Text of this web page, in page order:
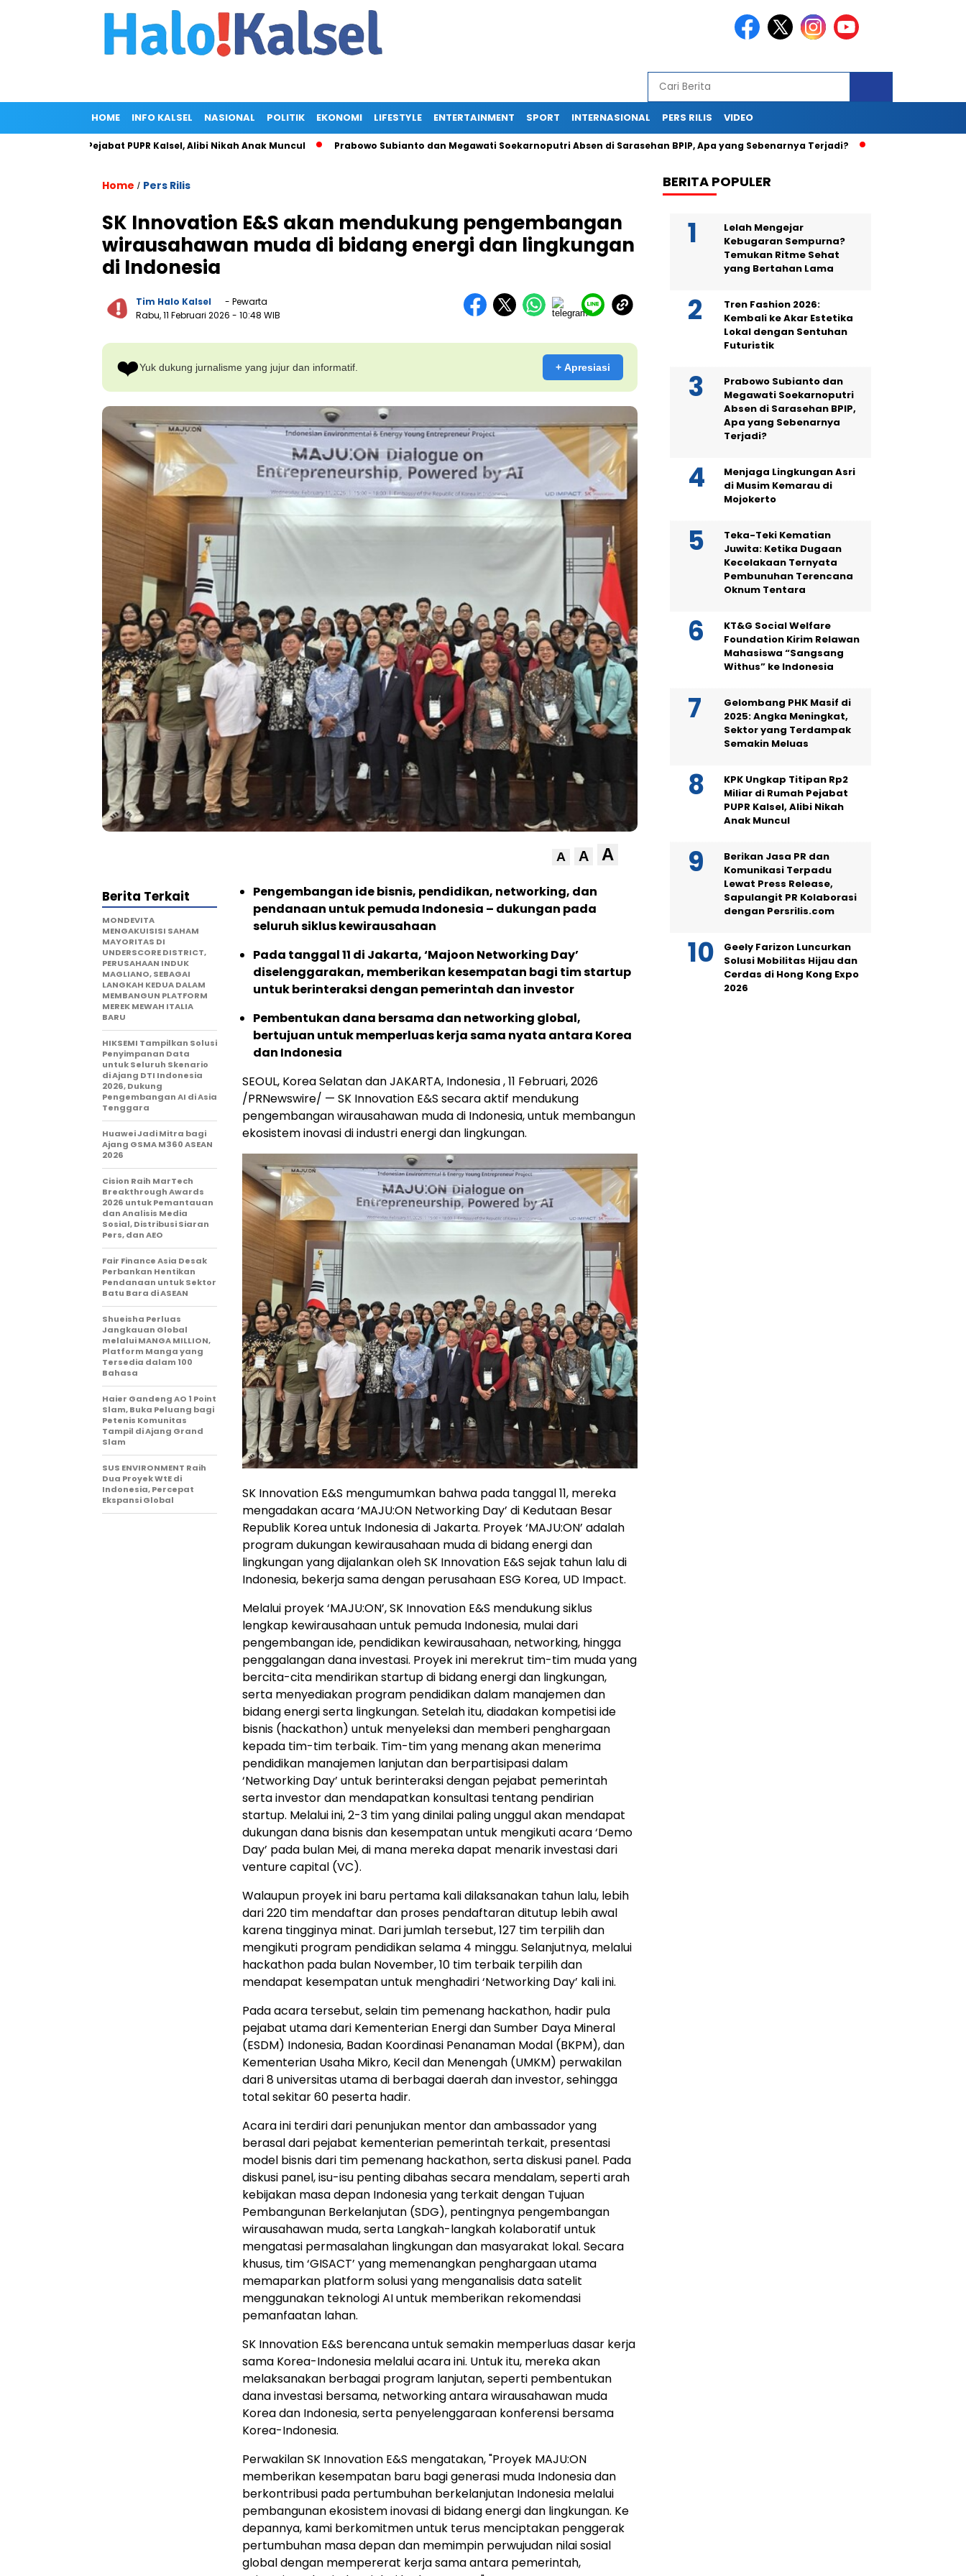
HOME INFO KALSEL NASIONAL POLITIK EKONOMI LIFESTYLE ENTERTAINMENT SPORT INTERNASIONAL PERS RILIS VIDEO
Pejabat PUPR Kalsel, Alibi Nikah Anak Muncul Prabowo Subianto dan Megawati Soekarnoputri Absen di Sarasehan BPIP, Apa yang Sebenarnya Terjadi? Teka-Teki Kematian
Home / Pers Rilis
SK Innovation E&S akan mendukung pengembangan
wirausahawan muda di bidang energi dan lingkungan
di Indonesia
Tim Halo Kalsel
- Pewarta
Rabu, 11 Februari 2026 - 10:48 WIB
❤️Yuk dukung jurnalisme yang jujur dan informatif. + Apresiasi
A A A
Pengembangan ide bisnis, pendidikan, networking, dan
pendanaan untuk pemuda Indonesia – dukungan pada
seluruh siklus kewirausahaan
Pada tanggal 11 di Jakarta, ‘Majoon Networking Day’
diselenggarakan, memberikan kesempatan bagi tim startup
untuk berinteraksi dengan pemerintah dan investor
Pembentukan dana bersama dan networking global,
bertujuan untuk memperluas kerja sama nyata antara Korea
dan Indonesia
SEOUL, Korea Selatan dan JAKARTA, Indonesia,11 Februari, 2026
/PRNewswire/ — SK Innovation E&S secara aktif mendukung
pengembangan wirausahawan muda di Indonesia, untuk membangun
ekosistem inovasi di industri energi dan lingkungan.
SK Innovation E&S mengumumkan bahwa pada tanggal 11, mereka
mengadakan acara ‘MAJU:ON Networking Day’ di Kedutaan Besar
Republik Korea untuk Indonesia di Jakarta. Proyek ‘MAJU:ON’ adalah
program dukungan kewirausahaan muda di bidang energi dan
lingkungan yang dijalankan oleh SK Innovation E&S sejak tahun lalu di
Indonesia, bekerja sama dengan perusahaan ESG Korea, UD Impact.
Melalui proyek ‘MAJU:ON’, SK Innovation E&S mendukung siklus
lengkap kewirausahaan untuk pemuda Indonesia, mulai dari
pengembangan ide, pendidikan kewirausahaan, networking, hingga
penggalangan dana investasi. Proyek ini merekrut tim-tim muda yang
bercita-cita mendirikan startup di bidang energi dan lingkungan,
serta menyediakan program pendidikan dalam manajemen dan
bidang energi serta lingkungan. Setelah itu, diadakan kompetisi ide
bisnis (hackathon) untuk menyeleksi dan memberi penghargaan
kepada tim-tim terbaik. Tim-tim yang menang akan menerima
pendidikan manajemen lanjutan dan berpartisipasi dalam
‘Networking Day’ untuk berinteraksi dengan pejabat pemerintah
serta investor dan mendapatkan konsultasi tentang pendirian
startup. Melalui ini, 2-3 tim yang dinilai paling unggul akan mendapat
dukungan dana bisnis dan kesempatan untuk mengikuti acara ‘Demo
Day’ pada bulan Mei, di mana mereka dapat menarik investasi dari
venture capital (VC).
Walaupun proyek ini baru pertama kali dilaksanakan tahun lalu, lebih
dari 220 tim mendaftar dan proses pendaftaran ditutup lebih awal
karena tingginya minat. Dari jumlah tersebut, 127 tim terpilih dan
mengikuti program pendidikan selama 4 minggu. Selanjutnya, melalui
hackathon pada bulan November, 10 tim terbaik terpilih dan
mendapat kesempatan untuk menghadiri ‘Networking Day’ kali ini.
Pada acara tersebut, selain tim pemenang hackathon, hadir pula
pejabat utama dari Kementerian Energi dan Sumber Daya Mineral
(ESDM) Indonesia, Badan Koordinasi Penanaman Modal (BKPM), dan
Kementerian Usaha Mikro, Kecil dan Menengah (UMKM) perwakilan
dari 8 universitas utama di berbagai daerah dan investor, sehingga
total sekitar60 peserta hadir.
Acara ini terdiri dari penunjukan mentor dan ambassador yang
berasal dari pejabat kementerian pemerintah terkait, presentasi
model bisnis dari tim pemenang hackathon, serta diskusi panel. Pada
diskusi panel, isu-isu penting dibahas secara mendalam, seperti arah
kebijakan masa depan Indonesia yang terkait dengan Tujuan
Pembangunan Berkelanjutan (SDG), pentingnya pengembangan
wirausahawan muda, serta Langkah-langkah kolaboratif untuk
mengatasi permasalahan lingkungan dan masyarakat lokal. Secara
khusus, tim ‘GISACT’ yang memenangkan penghargaan utama
memaparkan platform solusi yang menganalisis data satelit
menggunakan teknologi AI untuk memberikan rekomendasi
pemanfaatan lahan.
SK Innovation E&S berencana untuk semakin memperluas dasar kerja
sama Korea-Indonesia melalui acara ini. Untuk itu, mereka akan
melaksanakan berbagai program lanjutan, seperti pembentukan
dana investasi bersama, networking antara wirausahawan muda
Korea dan Indonesia, serta penyelenggaraan konferensi bersama
Korea-Indonesia.
Perwakilan SK Innovation E&S mengatakan, "Proyek MAJU:ON
memberikan kesempatan baru bagi generasi muda Indonesia dan
berkontribusi pada pertumbuhan berkelanjutan Indonesia melalui
pembangunan ekosistem inovasi di bidang energi dan lingkungan. Ke
depannya, kami berkomitmen untuk terus menciptakan penggerak
pertumbuhan masa depan dan memimpin perwujudan nilai sosial
global dengan mempererat kerja sama antara pemerintah,
Berita Terkait
MONDEVITA
MENGAKUISISI SAHAM
MAYORITAS DI
UNDERSCORE DISTRICT,
PERUSAHAAN INDUK
MAGLIANO, SEBAGAI
LANGKAH KEDUA DALAM
MEMBANGUN PLATFORM
MEREK MEWAH ITALIA
BARU
HIKSEMI Tampilkan Solusi
Penyimpanan Data
untuk Seluruh Skenario
di Ajang DTI Indonesia
2026, Dukung
Pengembangan AI di Asia
Tenggara
Huawei Jadi Mitra bagi
Ajang GSMA M360 ASEAN
2026
Cision Raih MarTech
Breakthrough Awards
2026 untuk Pemantauan
dan Analisis Media
Sosial, Distribusi Siaran
Pers, dan AEO
Fair Finance Asia Desak
Perbankan Hentikan
Pendanaan untuk Sektor
Batu Bara di ASEAN
Shueisha Perluas
Jangkauan Global
melalui MANGA MILLION,
Platform Manga yang
Tersedia dalam 100
Bahasa
Haier Gandeng AO 1 Point
Slam, Buka Peluang bagi
Petenis Komunitas
Tampil di Ajang Grand
Slam
SUS ENVIRONMENT Raih
Dua Proyek WtE di
Indonesia, Percepat
Ekspansi Global
BERITA POPULER
Lelah Mengejar
Kebugaran Sempurna?
Temukan Ritme Sehat
yang Bertahan Lama
Tren Fashion 2026:
Kembali ke Akar Estetika
Lokal dengan Sentuhan
Futuristik
Prabowo Subianto dan
Megawati Soekarnoputri
Absen di Sarasehan BPIP,
Apa yang Sebenarnya
Terjadi?
Menjaga Lingkungan Asri
di Musim Kemarau di
Mojokerto
Teka-Teki Kematian
Juwita: Ketika Dugaan
Kecelakaan Ternyata
Pembunuhan Terencana
Oknum Tentara
KT&G Social Welfare
Foundation Kirim Relawan
Mahasiswa “Sangsang
Withus” ke Indonesia
Gelombang PHK Masif di
2025: Angka Meningkat,
Sektor yang Terdampak
Semakin Meluas
KPK Ungkap Titipan Rp2
Miliar di Rumah Pejabat
PUPR Kalsel, Alibi Nikah
Anak Muncul
Berikan Jasa PR dan
Komunikasi Terpadu
Lewat Press Release,
Sapulangit PR Kolaborasi
dengan Persrilis.com
Geely Farizon Luncurkan
Solusi Mobilitas Hijau dan
Cerdas di Hong Kong Expo
2026